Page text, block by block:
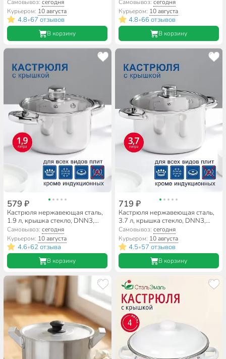
Самовывоз:сегодня
Курьером: 10 августа
4.8•67 отзывов
В корзину
Самовывоз: сегодня
Курьером: 10 августа
4.8•66 отзывов
В корзину
579 ₽
Кастрюля нержавеющая сталь,
1.9 л, крышка стекло, DNN3,
SD-A17-16
Самовывоз:сегодня
Курьером: 10 августа
4.6•62 отзыва
В корзину
719 ₽
Кастрюля нержавеющая сталь,
3.7 л, крышка стекло, DNN3,
SD-A17-20
Самовывоз: сегодня
Курьером: 10 августа
4.5•57 отзывов
В корзину